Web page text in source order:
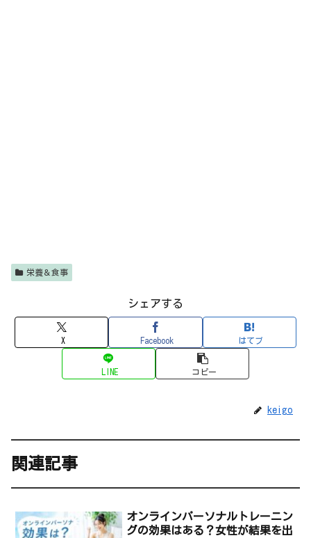
栄養＆食事
シェアする
X Facebook はてブ
LINE コピー
keigo
関連記事
オンラインパーソナルトレーニン
グの効果はある？女性が結果を出